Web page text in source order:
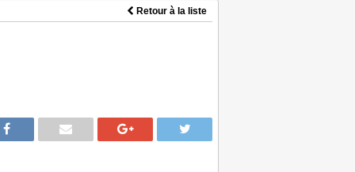
Retour à la liste